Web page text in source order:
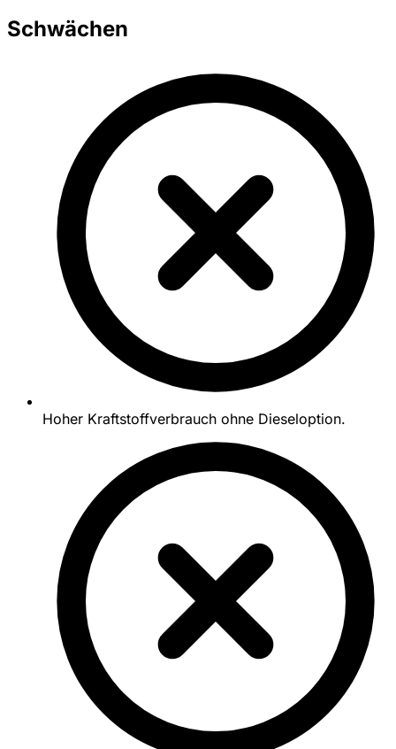
Schwächen
Hoher Kraftstoffverbrauch ohne Dieseloption.